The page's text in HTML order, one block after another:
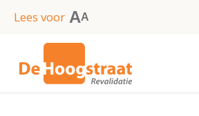
SkipLees voor AA